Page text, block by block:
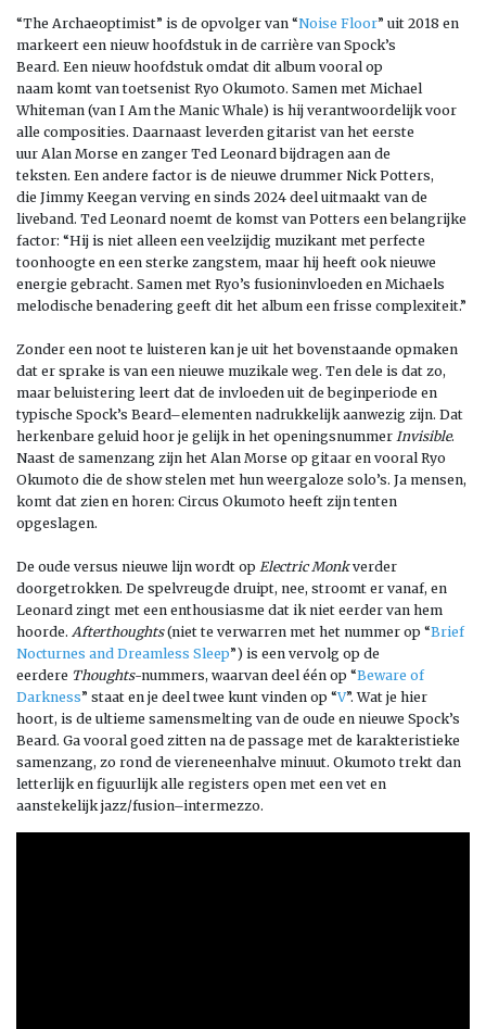
“The Archaeoptimist” is de opvolger van “Noise Floor” uit 2018 en
markeert een nieuw hoofdstuk in de carrière van Spock’s
Beard . Een nieuw hoofdstuk omdat dit album vooral op
naam komt van toetsenist Ryo Okumoto. Samen met Michael
Whiteman (van I Am the ManicWhale) is hij verantwoordelijk voor
alle composities. Daarnaast leverden gitarist van het eerste
uur Alan Morse en zanger Ted Leonard bijdragen aan de
teksten. Een andere factor is de nieuwe drummer Nick Potters,
die Jimmy Keegan verving en sinds 2024 deel uitmaakt van de
liveband. Ted Leonard noemt de komst van Potters een belangrijke
factor: “Hij is niet alleen een veelzijdig muzikant met perfecte
toonhoogte en een sterke zangstem, maar hij heeft ook nieuwe
energie gebracht. Samen met Ryo’s fusioninvloeden en Michaels
melodische benadering geeft dit het album een frisse complexiteit.”
Zonder een noot te luisteren kan je uit het bovenstaande opmaken
dat er sprake is van een nieuwe muzikale weg. Ten dele is dat zo,
maar beluistering leert dat de invloeden uit de beginperiode en
typische Spock’s Beard–elementen nadrukkelijk aanwezig zijn. Dat
herkenbare geluid hoor je gelijk in het openingsnummer Invisible.
Naast de samenzang zijn het Alan Morse op gitaar en vooral Ryo
Okumoto die de show stelen met hun weergaloze solo’s. Ja mensen,
komt dat zien en horen: Circus Okumoto heeft zijn tenten
opgeslagen.
De oude versus nieuwe lijn wordt op Electric Monk verder
doorgetrokken. De spelvreugde druipt, nee, stroomt er vanaf, en
Leonard zingt met een enthousiasme dat ik niet eerder van hem
hoorde. Afterthoughts (niet te verwarren met het nummer op “Brief
Nocturnes and Dreamless Sleep”) is een vervolg op de
eerdere Thoughts-nummers, waarvan deel één op “Beware of
Darkness” staat en je deel twee kunt vinden op “V”. Wat je hier
hoort, is de ultieme samensmelting van de oude en nieuwe Spock’s
Beard. Ga vooral goed zitten na de passage met de karakteristieke
samenzang, zo rond de viereneenhalve minuut. Okumoto trekt dan
letterlijk en figuurlijk alle registers open met een vet en
aanstekelijk jazz/fusion–intermezzo.